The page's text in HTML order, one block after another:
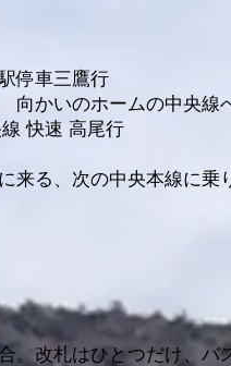
停車三鷹行
かいのホームの中央線
快速 高尾行
る、次の中央本線に乗
改札はひとつだけ、バ